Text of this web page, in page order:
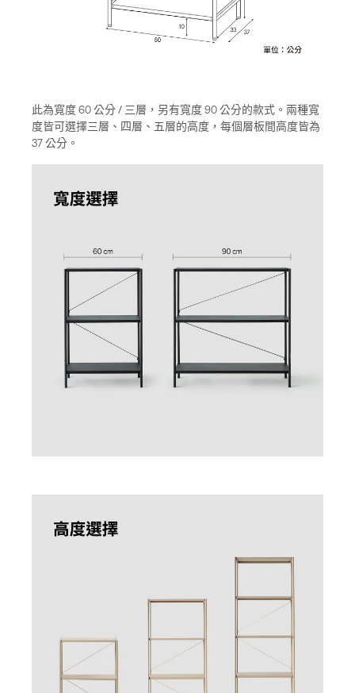
此為寬度 60 公分 / 三層，另有寬度 90 公分的款式。兩種寬
度皆可選擇三層、四層、五層的高度，每個層板間高度皆為
37 公分。